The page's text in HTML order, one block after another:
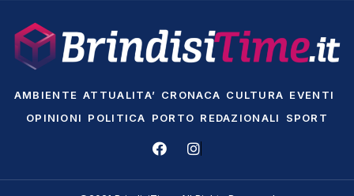
AMBIENTE ATTUALITA’ CRONACA CULTURA EVENTI
OPINIONI
POLITICA PORTO REDAZIONALI SPORT